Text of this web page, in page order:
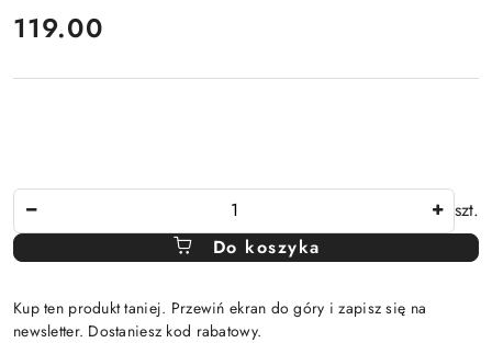
cena:
119.00
szt.
Do koszyka
Kup ten produkt taniej. Przewiń ekran do góry i zapisz się na
newsletter. Dostaniesz kod rabatowy.